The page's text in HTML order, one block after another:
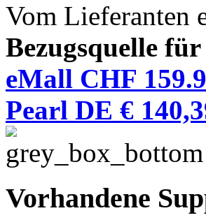
Vom Lieferanten
Bezugsquelle für
eMall CHF
Pearl DE €
Vorhandene